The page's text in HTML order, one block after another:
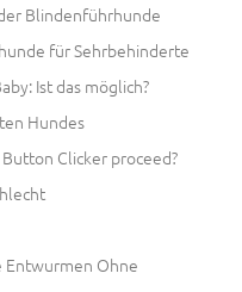
Blindenführhunde
für Sehrbehinderte
Ist das möglich?
Hundes
Clicker proceed?
Entwurmen Ohne